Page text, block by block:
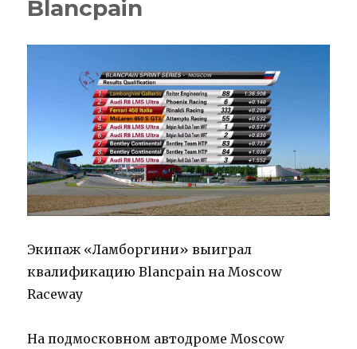
Blancpain
Экипаж «Ламборгини» выиграл
квалификацию Blancpain на Moscow
Raceway
На подмосковном автодроме Moscow